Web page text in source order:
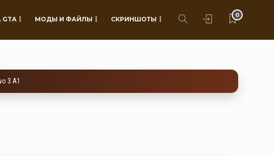
GTA МОДЫ И ФАЙЛЫ СКРИНШОТЫ
0
3 A1